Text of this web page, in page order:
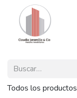
Todos los productos